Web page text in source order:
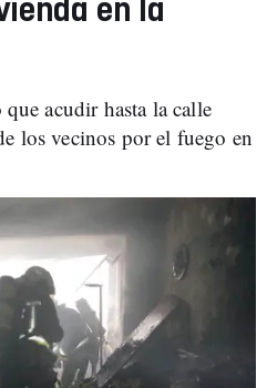
en la
acudir hasta la calle
los vecinos por el fuego en